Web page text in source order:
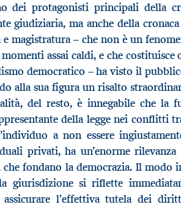
dei protagonisti principali della
giudiziaria, ma anche della
magistratura – che non è un
assai caldi, e che costituisce
democratico – ha visto il
alla sua figura un risalto
del resto, è innegabile che la
della legge nei conflitti
a non essere
privati, ha un’enorme rilevanza
che fondano la democrazia. Il modo
giurisdizione si riflette
assicurare l’effettiva tutela dei